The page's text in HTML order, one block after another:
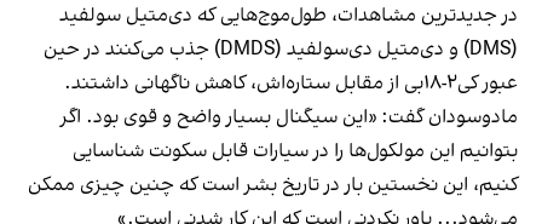
در جدیدترین مشاهدات، طول‌موج‌هایی که دی‌متیل سولفید
(DMS) و دی‌متیل دی‌سولفید (DMDS) جذب می‌کنند در حین
عبور کی‌۲-۱۸بی از مقابل ستاره‌اش، کاهش ناگهانی داشتند.
مادوسودان گفت: «این سیگنال بسیار واضح و قوی بود. اگر
بتوانیم این مولکول‌ها را در سیارات قابل سکونت شناسایی
کنیم، این نخستین بار در تاریخ بشر است که چنین چیزی ممکن